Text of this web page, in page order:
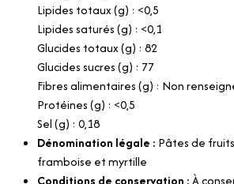
Lipides totaux (g) : <0,5
Lipides saturés (g) : <0,1
Glucides totaux (g) : 82
Glucides sucres (g) : 77
Fibres alimentaires (g) : Non
Protéines (g) : <0,5
Sel (g) : 0,18
Dénomination légale : Pâtes de
framboise et myrtille
Conditions de conservation :À